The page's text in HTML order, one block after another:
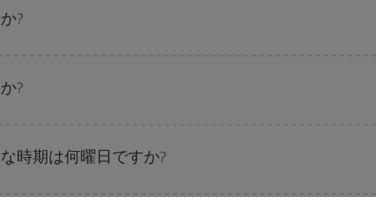
?
るため、お得な運賃を見つけることができます。 また、それぞれの日付で異なる
?
に航空券をご購入いただくことで、格安運賃が見つけやすくなります。
時期は何曜日ですか?